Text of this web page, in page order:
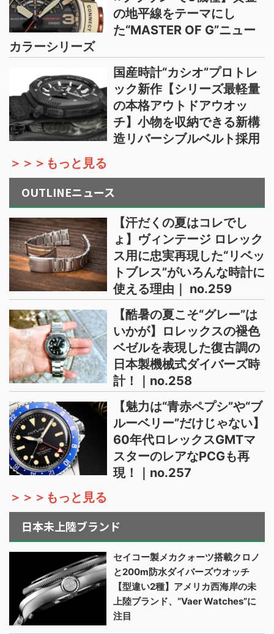
の地平線をテーマにし
た“MASTER OF G”ニュー
カラーシリーズ
国産時計“カシオ”プロトレ
ック新作【シリーズ最軽量
の本格アウトドアウオッ
チ】小物を収納できる新構
造リバーシブルベルト採用
＞＞＞もっと見る
OUTLINEニュース
【汗だくの夏はコレでし
ょ】ヴィンテージ ロレック
ス用に忠実再現した“リベッ
トブレス”がいろんな時計に
使える理由｜ no.259
【酷暑の夏こそ“グレー”は
いかが】ロレックスの褪色
ベゼルを表現した復古調の
日本製機械式ダイバーズ時
計！｜no.258
【魅力は“青赤ペプシ”や“ブ
ルーベリー”だけじゃない】
60年代ロレックスGMTマ
スターのレアなPCGも再
現！｜no.257
＞＞＞もっと見る
日本未上陸ブランド
セイコー製メカクォーツ搭載クロノ
と200m防水ダイバーズウオッチ
【型違い2種】アメリカ西海岸の未
上陸ブランド、“Vaer Watches”に
注目